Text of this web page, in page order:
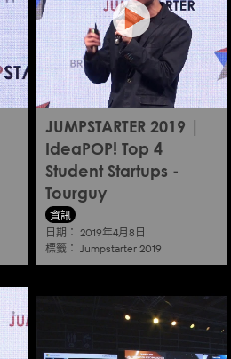
JUMPSTARTER 2019 |
IdeaPOP! Top 4
Student Startups -
Tourguy
資訊
日期： 2019年4月8日
標籤： Jumpstarter 2019